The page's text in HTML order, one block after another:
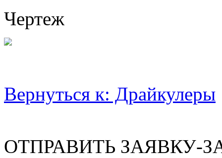
Чертеж
Вернуться к: Драйкулеры
ОТПРАВИТЬ ЗАЯВКУ-